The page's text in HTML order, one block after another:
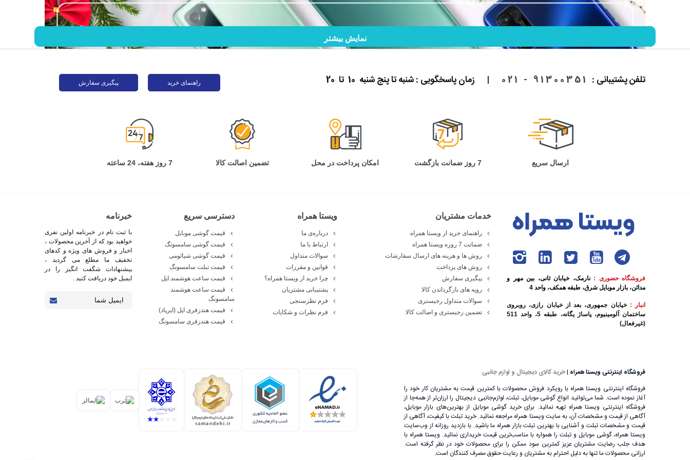
ساخت تلفن همراه نیز همین موضوع بود تا افراد بتوانند در صورت نیاز، تماس‌های ضروری خود را از بیرون خانه با دیگران برقرار کنند. این شرایط باعث شده بود تا گوشی‌های هوشمند
اولیه با عنوان موبایل خودرو نیز شناخته شوند.
بعد از 20 دقیقه استفاده نیاز بود تا دوباره برای شارژ کامل، آن را به منبع تغذیه وصل کنید.
نمایش بیشتر
تلفن پشتیبانی : 91300351 - 021
| زمان پاسخگویی : شنبه تا پنج شنبه 10 تا 20 راهنمای خرید پیگیری سفارش
ارسال سریع 7 روز ضمانت بازگشت امکان پرداخت در محل تضمین اصالت کالا 7 روز هفته، 24 ساعته
فروشگاه حضوری : نارمک، خیابان ثانی، بین مهر و
مدائن، بازار موبایل شرق، طبقه همکف، واحد 4
انبار : خیابان جمهوری، بعد از خیابان رازی، روبروی
ساختمان آلومینیوم، پاساژ یگانه، طبقه 5، واحد 511
(غیرفعال)
خدمات مشتریان
راهنمای خرید از ویستا همراه
ضمانت 7 روزه ویستا همراه
روش ها و هزینه های ارسال سفارشات
روش های پرداخت
پیگیری سفارش
رویه های بازگرداندن کالا
سوالات متداول رجیستری
تضمین رجیستری و اصالت کالا
ویستا همراه
درباره‌ی ما
ارتباط با ما
سوالات متداول
قوانین و مقررات
چرا خرید از ویستا همراه؟
پشتیبانی مشتریان
فرم نظرسنجی
فرم نظرات و شکایات
دسترسی سریع
قیمت گوشی موبایل
قیمت گوشی سامسونگ
قیمت گوشی شیائومی
قیمت تبلت سامسونگ
قیمت ساعت هوشمند اپل
قیمت ساعت هوشمند
سامسونگ
قیمت هندزفری اپل (ایرپاد)
قیمت هندزفری سامسونگ
خبرنامه
با ثبت نام در خبرنامه اولین نفری
خواهید بود که از آخرین محصولات ،
اخبار و فروش های ویژه و کدهای
تخفیف ما مطلع می گردید ،
پیشنهادات شگفت انگیز را در
ایمیل خود دریافت کنید .
فروشگاه اینترنتی ویستا همراه |خرید کالای دیجیتال و لوازم جانبی
فروشگاه اینترنتی ویستا همراه با رویکرد فروش محصولات با کمترین قیمت به مشتریان کار خود را
آغاز نموده است. شما می‌توانید انواع گوشی موبایل، تبلت، لوازم‌جانبی دیجیتال را ارزان‌تر از همه‌جا از
فروشگاه اینترنتی ویستا همراه تهیه نمائید. برای خرید گوشی موبایل از بهترین‌های بازار موبایل،
آگاهی از قیمت و مشخصات آن، به ‌سایت ویستا همراه مراجعه نمائید. خرید تبلت با کیفیت، آگاهی از
قیمت و مشخصات تبلت و آشنایی با بهترین تبلت بازار همراه ما باشید. با بازدید روزانه از وب‌سایت
ویستا همراه، گوشی موبایل و تبلت را همواره با مناسب‌ترین قیمت خریداری نمائید. ویستا همراه با
هدف جلب رضایت مشتریان عزیز کمترین سود ممکن را برای محصولات خود در نظر گرفته است.
ارزانی محصولات ما تنها به دلیل احترام به مشتریان و رعایت حقوق مصرف کنندگان است.